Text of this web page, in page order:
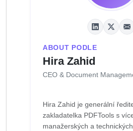
ABOUT PODLE
Hira Zahid
CEO & Document
Hira Zahid je generální
zakladatelka PDFTools s
manažerských a